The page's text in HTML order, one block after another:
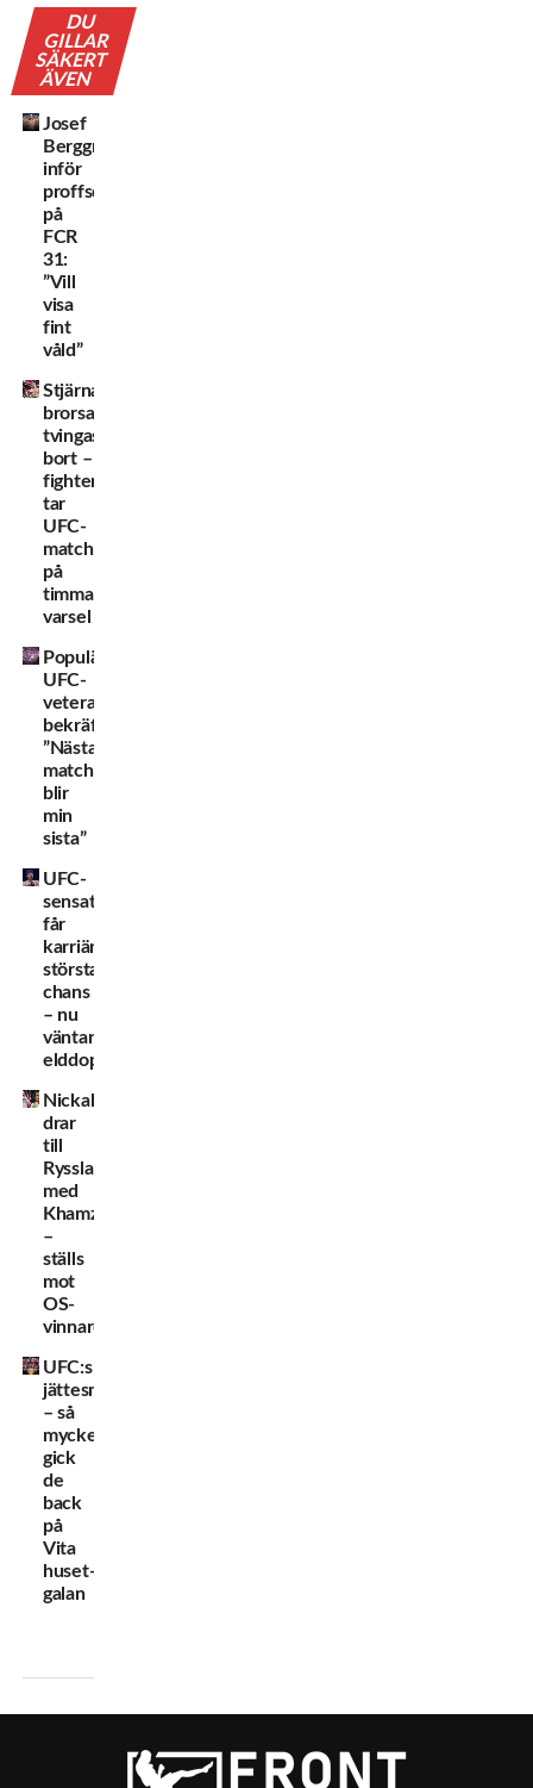
DU
GILLAR
SÄKERT
ÄVEN
Josef
Berggren
inför
proffsdebuten
på
FCR
31:
”Vill
visa
fint
våld”
Stjärnans
brorsa
tvingas
bort –
fighter
tar
UFC-
match
på
timmars
varsel
Populära
UFC-
veteranen
bekräftar:
”Nästa
match
blir
min
sista”
UFC-
sensationen
får
karriärens
största
chans
– nu
väntar
elddopet
Nickal
drar
till
Ryssland
med
Khamzat
–
ställs
mot
OS-
vinnare
UFC:s
jättesmäll
– så
mycket
gick
de
back
på
Vita
huset-
galan